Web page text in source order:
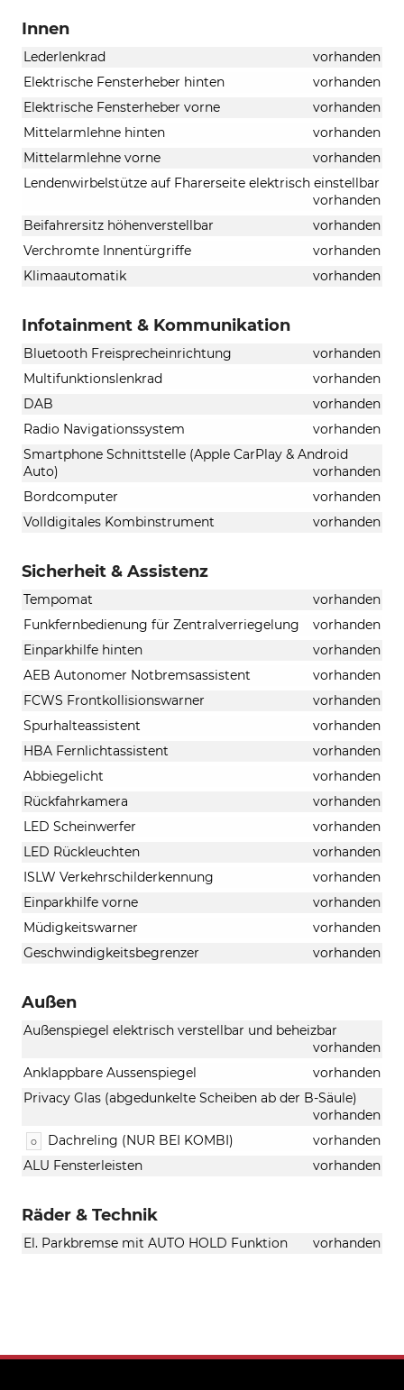
Innen
Lederlenkrad
vorhanden
Elektrische Fensterheber hinten
vorhanden
Elektrische Fensterheber vorne
vorhanden
Mittelarmlehne hinten
vorhanden
Mittelarmlehne vorne
vorhanden
Lendenwirbelstütze auf Fharerseite elektrisch einstellbar
vorhanden
Beifahrersitz höhenverstellbar
vorhanden
Verchromte Innentürgriffe
vorhanden
Klimaautomatik
vorhanden
Infotainment & Kommunikation
Bluetooth Freisprecheinrichtung
vorhanden
Multifunktionslenkrad
vorhanden
DAB
vorhanden
Radio Navigationssystem
vorhanden
Smartphone Schnittstelle (Apple CarPlay & Android
Auto)
vorhanden
Bordcomputer
vorhanden
Volldigitales Kombinstrument
vorhanden
Sicherheit & Assistenz
Tempomat
vorhanden
Funkfernbedienung für Zentralverriegelung
vorhanden
Einparkhilfe hinten
vorhanden
AEB Autonomer Notbremsassistent
vorhanden
FCWS Frontkollisionswarner
vorhanden
Spurhalteassistent
vorhanden
HBA Fernlichtassistent
vorhanden
Abbiegelicht
vorhanden
Rückfahrkamera
vorhanden
LED Scheinwerfer
vorhanden
LED Rückleuchten
vorhanden
ISLW Verkehrschilderkennung
vorhanden
Einparkhilfe vorne
vorhanden
Müdigkeitswarner
vorhanden
Geschwindigkeitsbegrenzer
vorhanden
Außen
Außenspiegel elektrisch verstellbar und beheizbar
vorhanden
Anklappbare Aussenspiegel
vorhanden
Privacy Glas (abgedunkelte Scheiben ab der B-Säule)
vorhanden
o Dachreling (NUR BEI KOMBI)
vorhanden
ALU Fensterleisten
vorhanden
Räder & Technik
El. Parkbremse mit AUTO HOLD Funktion vorhanden